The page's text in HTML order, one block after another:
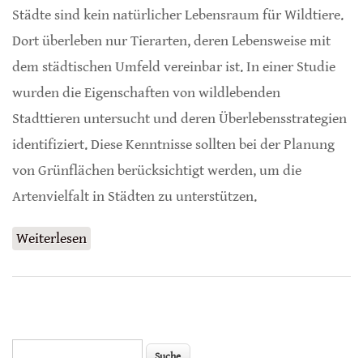
Städte sind kein natürlicher Lebensraum für Wildtiere.
Dort überleben nur Tierarten, deren Lebensweise mit
dem städtischen Umfeld vereinbar ist. In einer Studie
wurden die Eigenschaften von wildlebenden
Stadttieren untersucht und deren Überlebensstrategien
identifiziert. Diese Kenntnisse sollten bei der Planung
von Grünflächen berücksichtigt werden, um die
Artenvielfalt in Städten zu unterstützen.
Weiterlesen